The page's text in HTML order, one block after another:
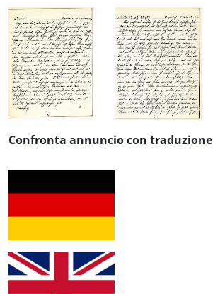
Confronta annuncio con traduzione